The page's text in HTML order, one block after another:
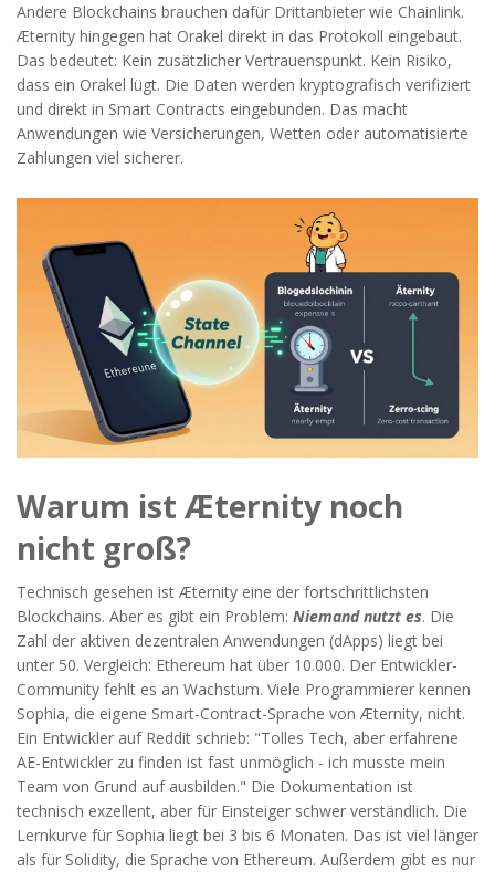
Andere Blockchains brauchen dafür Drittanbieter wie Chainlink.
Æternity hingegen hat Orakel direkt in das Protokoll eingebaut.
Das bedeutet: Kein zusätzlicher Vertrauenspunkt. Kein Risiko,
dass ein Orakel lügt. Die Daten werden kryptografisch verifiziert
und direkt in Smart Contracts eingebunden. Das macht
Anwendungen wie Versicherungen, Wetten oder automatisierte
Zahlungen viel sicherer.
Warum ist Æternity noch
nicht groß?
Technisch gesehen ist Æternity eine der fortschrittlichsten
Blockchains. Aber es gibt ein Problem: Niemand nutzt es. Die
Zahl der aktiven dezentralen Anwendungen (dApps) liegt bei
unter 50. Vergleich: Ethereum hat über 10.000. Der Entwickler-
Community fehlt es an Wachstum. Viele Programmierer kennen
Sophia, die eigene Smart-Contract-Sprache von Æternity, nicht.
Ein Entwickler auf Reddit schrieb: "Tolles Tech, aber erfahrene
AE-Entwickler zu finden ist fast unmöglich - ich musste mein
Team von Grund auf ausbilden." Die Dokumentation ist
technisch exzellent, aber für Einsteiger schwer verständlich. Die
Lernkurve für Sophia liegt bei 3 bis 6 Monaten. Das ist viel länger
als für Solidity, die Sprache von Ethereum. Außerdem gibt es nur